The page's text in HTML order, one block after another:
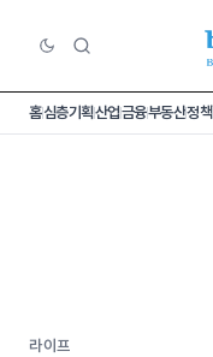
홈심층기획산업금융부동산정책
라이프